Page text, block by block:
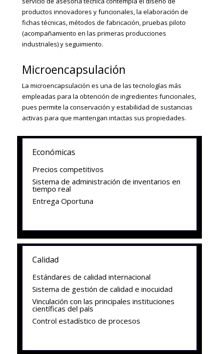
productos innovadores y funcionales, la elaboración de
fichas técnicas, métodos de fabricación, pruebas piloto
(acompañamiento en las primeras producciones
industriales) y seguimiento.
Microencapsulación
La microencapsulación es una de las tecnologías más
empleadas para la obtención de ingredientes funcionales,
pues permite la conservación y estabilidad de sustancias
activas para que mantengan intactas sus propiedades.
Económicas
Precios competitivos
Sistema de administración de inventarios en
tiempo real
Entrega Oportuna
Calidad
Estándares de calidad internacional
Sistema de gestión de calidad e inocuidad
Vinculación con las principales instituciones
científicas del país
Control estadístico de procesos